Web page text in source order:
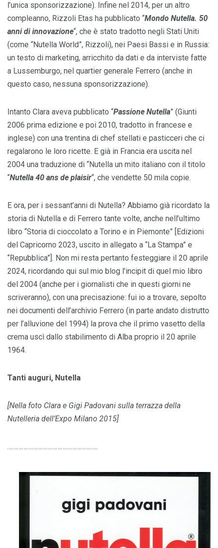
l’unica sponsorizzazione). Infine nel 2014, per un altro
compleanno, Rizzoli Etas ha pubblicato “Mondo Nutella. 50
anni di innovazione“, che è stato tradotto negli Stati Uniti
(come “Nutella World”, Rizzoli), nei Paesi Bassi e in Russia:
un testo di marketing, arricchito da dati e da interviste fatte
a Lussemburgo, nel quartier generale Ferrero (anche in
questo caso, nessuna sponsorizzazione).
Intanto Clara aveva pubblicato “Passione Nutella” (Giunti
2006 prima edizione e poi 2010, tradotto in francese e
inglese) con una trentina di chef stellati e pasticceri che ci
regalarono le loro ricette. E già in Francia era uscita nel
2004 una traduzione di “Nutella un mito italiano con il titolo
“Nutella 40 ans de plaisir“, che vendette 50 mila copie.
E ora, per i sessant’anni di Nutella? Abbiamo già ricordato la
storia di Nutella e di Ferrero tante volte, anche nell’ultimo
libro “Storia di cioccolato a Torino e in Piemonte” [Edizioni
del Capricorno 2023, uscito in allegato a “La Stampa” e
“Repubblica”]. Non mi resta pertanto festeggiare il 20 aprile
2024, ricordando qui sul mio blog l’incipit di quel mio libro
del 2004 (anche per i giornalisti che in questi giorni ne
scriveranno), con una precisazione: fui io a trovare, sepolto
nei documenti dell’archivio Ferrero (in parte andato distrutto
per l’alluvione del 1994) la prova che il primo vasetto della
crema uscì dallo stabilimento di Alba proprio il 20 aprile
1964.
Tanti auguri, Nutella
[Nella foto Clara e Gigi Padovani sulla terrazza della
Nutelleria dell’Expo Milano 2015]
………………………………………………..